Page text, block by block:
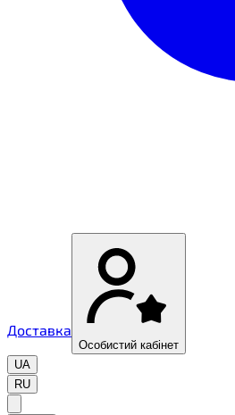
Доставка
Особистий кабінет
UA
RU